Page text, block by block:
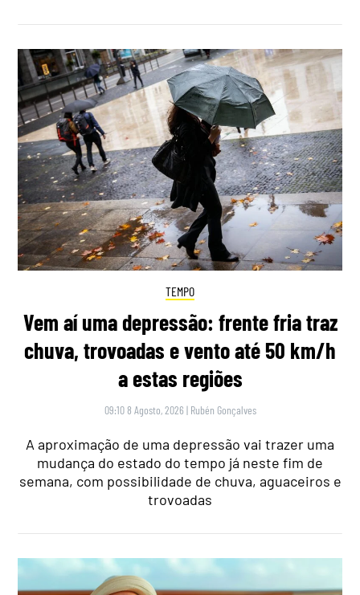
TEMPO
Vem aí uma depressão: frente fria traz
chuva, trovoadas e vento até 50 km/h
a estas regiões
09:10 8 Agosto, 2026 | Rubén Gonçalves
A aproximação de uma depressão vai trazer uma
mudança do estado do tempo já neste fim de
semana, com possibilidade de chuva, aguaceiros e
trovoadas